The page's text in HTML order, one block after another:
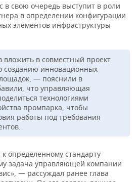
в свою очередь выступит в роли
в определении конфигурации
элементов инфраструктуры
вложить в совместный проект
созданию инновационных
— пояснили в
что управляющая
технологиями
промпарка, чтобы
работы под требования
определенному стандарту
задача управляющей компании
— рассуждал ранее глава